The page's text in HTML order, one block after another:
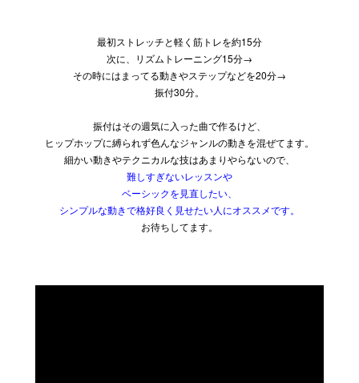
最初ストレッチと軽く筋トレを約15分
次に、リズムトレーニング15分→
その時にはまってる動きやステップなどを20分→
振付30分。
振付はその週気に入った曲で作るけど、
ヒップホップに縛られず色んなジャンルの動きを混ぜてます。
細かい動きやテクニカルな技はあまりやらないので、
難しすぎないレッスンや
ベーシックを見直したい、
シンプルな動きで格好良く見せたい人にオススメです。
お待ちしてます。